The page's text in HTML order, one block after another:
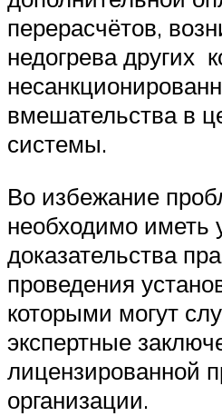
перерасчётов,
недогрева других
вмешательства в
системы.
Во избежание
необходимо иметь
доказательства
проведения
которыми могут
экспертные
лицензированной
организации.